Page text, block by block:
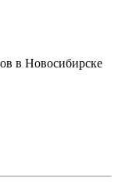
в Новосибирске